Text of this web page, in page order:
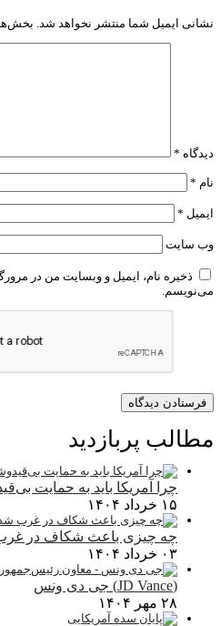
نشانی ایمیل شما منتشر نخواهد شد.
دیدگاه *
نام *
ایمیل *
وب‌ سایت
ذخیره نام، ایمیل و وبسایت من در
می‌نویسم.
مطالب پربازدید
چرا آمریکا باید به حمایت
۱۵ خرداد ۱۴۰۴
چه چیزی باعث شکاف در
۰۳ خرداد ۱۴۰۴
(JD Vance) جی دی ونس
۲۸ مهر ۱۴۰۴